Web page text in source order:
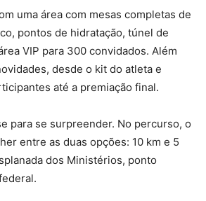
uma área com mesas completas de
pontos de hidratação, túnel de
VIP para 300 convidados. Além
desde o kit do atleta e
até a premiação final.
para se surpreender. No percurso, o
entre as duas opções: 10 km e 5
dos Ministérios, ponto